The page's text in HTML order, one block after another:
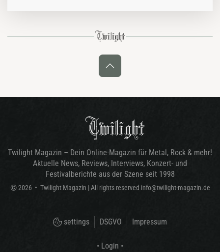
Twilight Magazin – Dein Online-Magazin für Metal, Rock & mehr!
Aktuelle News, Reviews, Interviews, Konzert- und
Festivalberichte aus der Szene seit 1998
© 2026 • Twilight Magazin | All rights reserved info@twilight-magazin.de
settings DSGVO Impressum
• Login •